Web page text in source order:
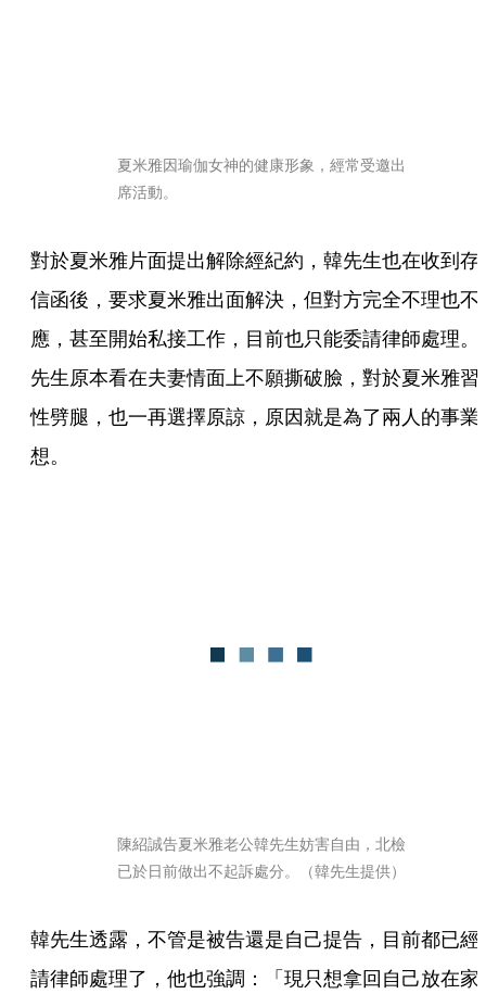
夏米雅因瑜伽女神的健康形象，經常受邀出
席活動。
對於夏米雅片面提出解除經紀約，韓先生也在收到存
信函後，要求夏米雅出面解決，但對方完全不理也不
應，甚至開始私接工作，目前也只能委請律師處理。
先生原本看在夫妻情面上不願撕破臉，對於夏米雅習
性劈腿，也一再選擇原諒，原因就是為了兩人的事業
想。
陳紹誠告夏米雅老公韓先生妨害自由，北檢
已於日前做出不起訴處分。（韓先生提供）
韓先生透露，不管是被告還是自己提告，目前都已經
請律師處理了，他也強調：「現只想拿回自己放在家